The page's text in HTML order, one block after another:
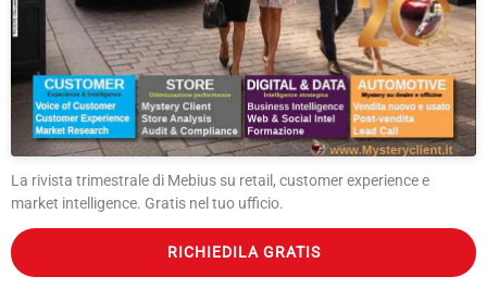
La rivista trimestrale di Mebius su retail, customer experience e
market intelligence. Gratis nel tuo ufficio.
RICHIEDILA GRATIS